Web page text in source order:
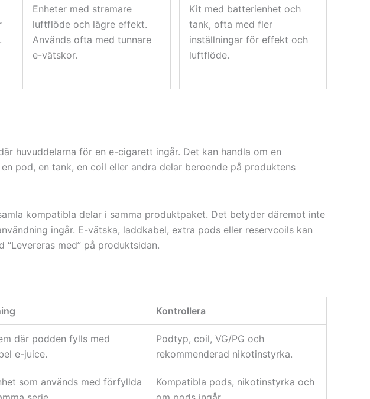
Enheter med stramare
luftflöde och lägre effekt.
Används ofta med tunnare
e-vätskor.
Kit med batterienhet och
tank, ofta med fler
inställningar för effekt och
luftflöde.
huvuddelarna för en e-cigarett ingår. Det kan handla om en
pod, en tank, en coil eller andra delar beroende på produktens
kompatibla delar i samma produktpaket. Det betyder däremot inte
ingår. E-vätska, laddkabel, extra pods eller reservcoils kan
med” på produktsidan.
Kontrollera
där podden fylls med
e-juice.
Podtyp, coil, VG/PG och
rekommenderad nikotinstyrka.
som används med förfyllda
Kompatibla pods, nikotinstyrka och